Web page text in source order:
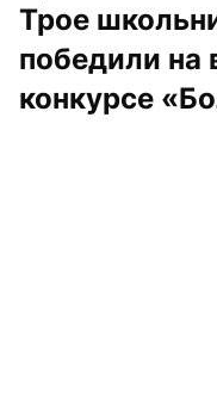
Трое
победили на
конкурсе